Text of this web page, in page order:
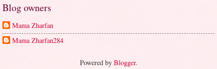
Blog owners
Mama Zharfan
Mama Zharfan284
Powered by Blogger.